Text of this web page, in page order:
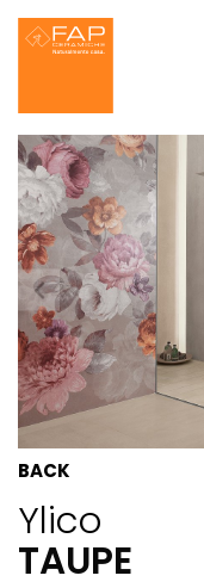
BACK
Ylico
TAUPE